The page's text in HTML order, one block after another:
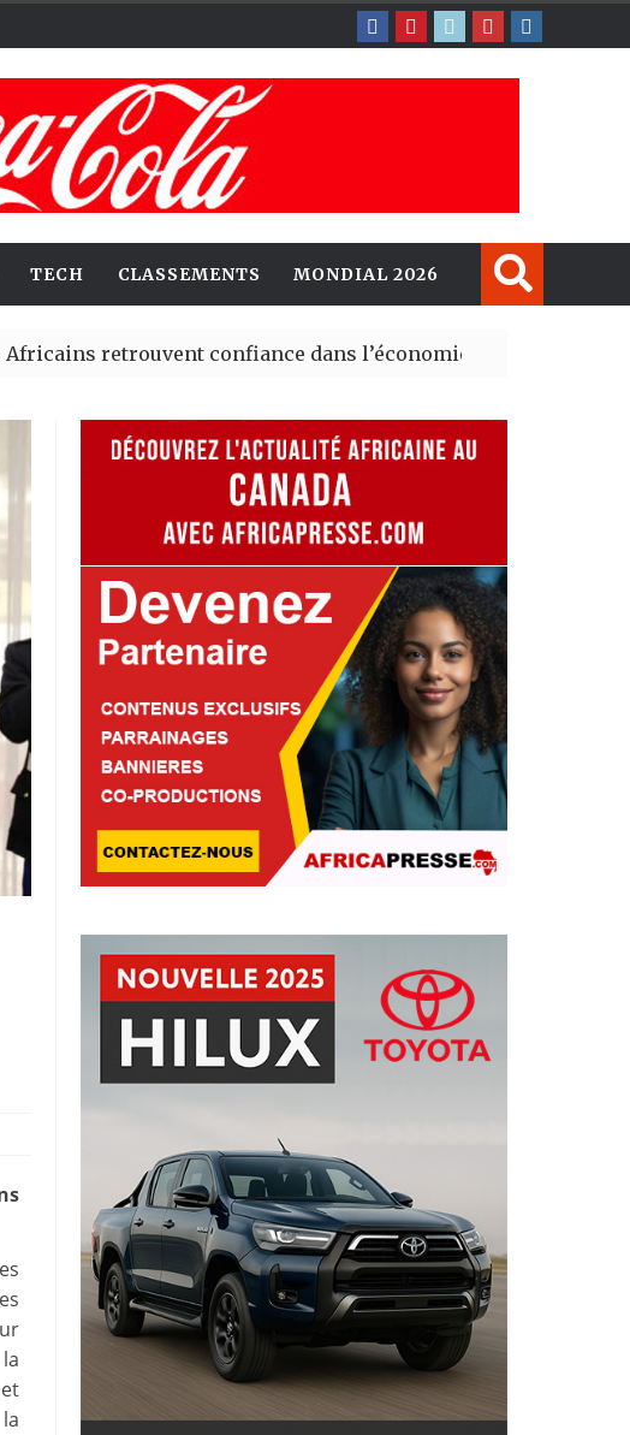
TECH CLASSEMENTS MONDIAL 2026
retrouvent confiance dans l’économie, mais trois grands